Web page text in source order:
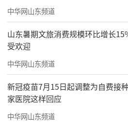
中华网山东频道
山东暑期文旅消费规模环比增长
受欢迎
中华网山东频道
新冠疫苗7月15日起调整为自费接
家医院这样回应
中华网山东频道